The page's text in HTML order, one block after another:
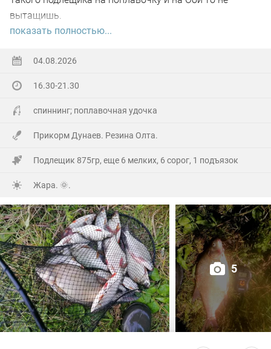
вытащишь.
поймал.
На заказе еще покидал спиннинг. Поймал 8 наников.
Отпустил, и пошел домой.
показать полностью...
04.08.2026
16.30-21.30
спиннинг; поплавочная удочка
Прикорм Дунаев. Резина Олта.
Подлещик 875гр, еще 6 мелких, 6 сорог, 1 подъязок
Жара. 🌞.
5